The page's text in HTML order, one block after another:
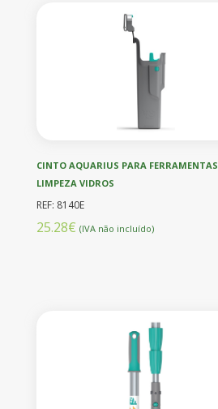
CINTO AQUARIUS PARA FERRAMENTAS
LIMPEZA VIDROS
REF: 8140E
25.28€ (IVA não incluído)